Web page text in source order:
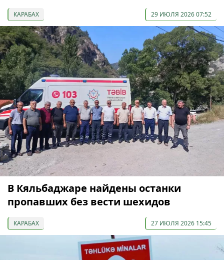
КАРАБАХ 29 ИЮЛЯ 2026 07:52
В Кяльбаджаре найдены останки
пропавших без вести шехидов
КАРАБАХ 27 ИЮЛЯ 2026 15:45